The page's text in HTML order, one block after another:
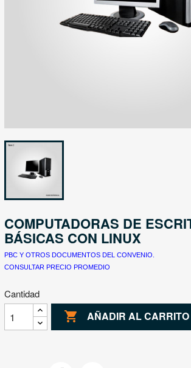
COMPUTADORAS DE
BÁSICAS CON LINUX
PBC Y OTROS DOCUMENTOS DEL CONVENIO.
CONSULTAR PRECIO PROMEDIO
Cantidad
 AÑADIR AL CARRITO